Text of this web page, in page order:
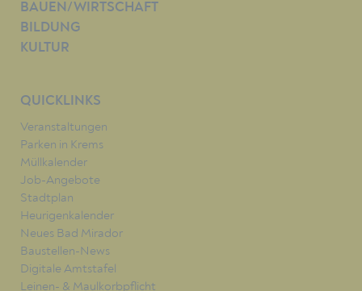
BAUEN/WIRTSCHAFT
BILDUNG
KULTUR
QUICKLINKS
Veranstaltungen
Parken in Krems
Müllkalender
Job-Angebote
Stadtplan
Heurigenkalender
Neues Bad Mirador
Baustellen-News
Digitale Amtstafel
Leinen- & Maulkorbpflicht